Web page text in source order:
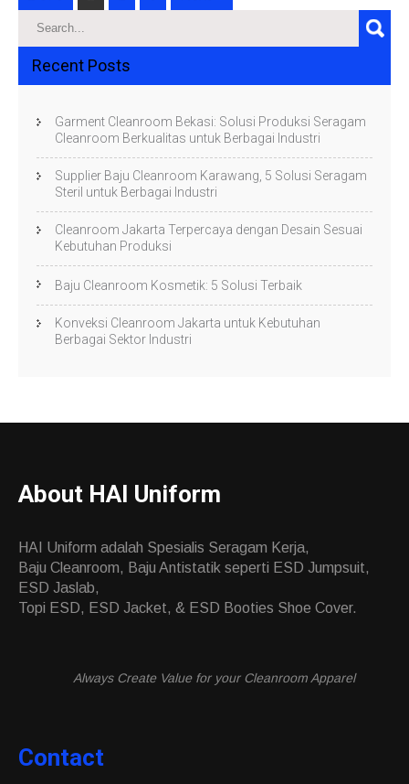
Recent Posts
Garment Cleanroom Bekasi: Solusi Produksi Seragam
Cleanroom Berkualitas untuk Berbagai Industri
Supplier Baju Cleanroom Karawang, 5 Solusi Seragam
Steril untuk Berbagai Industri
Cleanroom Jakarta Terpercaya dengan Desain Sesuai
Kebutuhan Produksi
Baju Cleanroom Kosmetik: 5 Solusi Terbaik
Konveksi Cleanroom Jakarta untuk Kebutuhan
Berbagai Sektor Industri
About HAI Uniform
HAI Uniform adalah Spesialis Seragam Kerja,
Baju Cleanroom, Baju Antistatik seperti ESD Jumpsuit,
ESD Jaslab,
Topi ESD, ESD Jacket, & ESD Booties Shoe Cover.
Always Create Value for your Cleanroom Apparel
Contact